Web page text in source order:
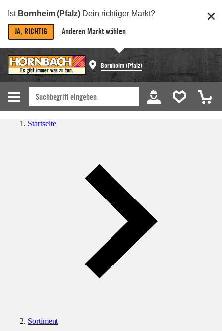
Ist Bornheim (Pfalz) Dein richtiger Markt?
JA, RICHTIG Anderen Markt wählen
Bornheim (Pfalz)
Startseite
Sortiment